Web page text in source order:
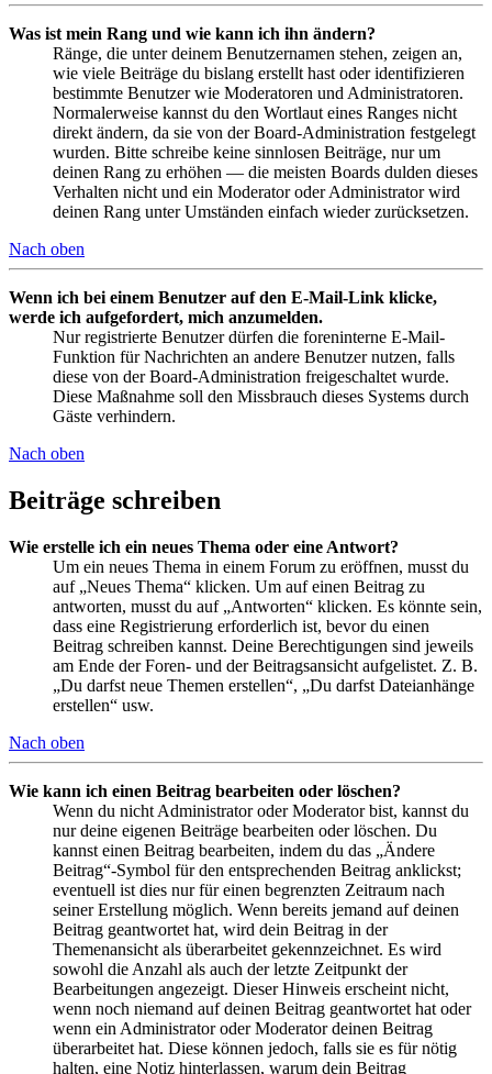
Was ist mein Rang und wie kann ich ihn ändern?
Ränge, die unter deinem Benutzernamen stehen, zeigen an,
wie viele Beiträge du bislang erstellt hast oder identifizieren
bestimmte Benutzer wie Moderatoren und Administratoren.
Normalerweise kannst du den Wortlaut eines Ranges nicht
direkt ändern, da sie von der Board-Administration festgelegt
wurden. Bitte schreibe keine sinnlosen Beiträge, nur um
deinen Rang zu erhöhen — die meisten Boards dulden dieses
Verhalten nicht und ein Moderator oder Administrator wird
deinen Rang unter Umständen einfach wieder zurücksetzen.
Nach oben
Wenn ich bei einem Benutzer auf den E-Mail-Link klicke,
werde ich aufgefordert, mich anzumelden.
Nur registrierte Benutzer dürfen die foreninterne E-Mail-
Funktion für Nachrichten an andere Benutzer nutzen, falls
diese von der Board-Administration freigeschaltet wurde.
Diese Maßnahme soll den Missbrauch dieses Systems durch
Gäste verhindern.
Nach oben
Beiträge schreiben
Wie erstelle ich ein neues Thema oder eine Antwort?
Um ein neues Thema in einem Forum zu eröffnen, musst du
auf „Neues Thema“ klicken. Um auf einen Beitrag zu
antworten, musst du auf „Antworten“ klicken. Es könnte sein,
dass eine Registrierung erforderlich ist, bevor du einen
Beitrag schreiben kannst. Deine Berechtigungen sind jeweils
am Ende der Foren- und der Beitragsansicht aufgelistet. Z. B.
„Du darfst neue Themen erstellen“, „Du darfst Dateianhänge
erstellen“ usw.
Nach oben
Wie kann ich einen Beitrag bearbeiten oder löschen?
Wenn du nicht Administrator oder Moderator bist, kannst du
nur deine eigenen Beiträge bearbeiten oder löschen. Du
kannst einen Beitrag bearbeiten, indem du das „Ändere
Beitrag“-Symbol für den entsprechenden Beitrag anklickst;
eventuell ist dies nur für einen begrenzten Zeitraum nach
seiner Erstellung möglich. Wenn bereits jemand auf deinen
Beitrag geantwortet hat, wird dein Beitrag in der
Themenansicht als überarbeitet gekennzeichnet. Es wird
sowohl die Anzahl als auch der letzte Zeitpunkt der
Bearbeitungen angezeigt. Dieser Hinweis erscheint nicht,
wenn noch niemand auf deinen Beitrag geantwortet hat oder
wenn ein Administrator oder Moderator deinen Beitrag
überarbeitet hat. Diese können jedoch, falls sie es für nötig
halten, eine Notiz hinterlassen, warum dein Beitrag